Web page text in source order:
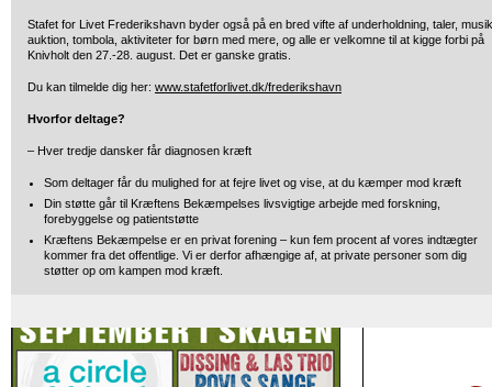
Stafet for Livet Frederikshavn byder også på en bred vifte af underholdning, taler,
auktion, tombola, aktiviteter for børn med mere, og alle er velkomne til at kigge forbi på
Knivholt den 27.-28. august. Det er ganske gratis.
Du kan tilmelde dig her: www.stafetforlivet.dk/frederikshavn
Hvorfor deltage?
– Hver tredje dansker får diagnosen kræft
Som deltager får du mulighed for at fejre livet og vise, at du kæmper mod kræft
Din støtte går til Kræftens Bekæmpelses livsvigtige arbejde med forskning,
forebyggelse og patientstøtte
Kræftens Bekæmpelse er en privat forening – kun fem procent af vores indtægter
kommer fra det offentlige. Vi er derfor afhængige af, at private personer som dig
støtter op om kampen mod kræft.